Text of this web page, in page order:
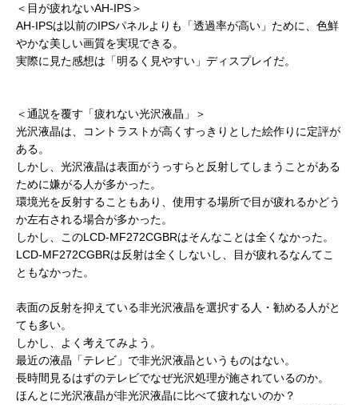
＜目が疲れないAH-IPS＞
AH-IPSは以前のIPSパネルよりも「透過率が高い」ために、色鮮
やかな美しい画質を実現できる。
実際に見た感想は「明るく見やすい」ディスプレイだ。
＜通説を覆す「疲れない光沢液晶」＞
光沢液晶は、コントラストが高くすっきりとした絵作りに定評が
ある。
しかし、光沢液晶は表面がうっすらと反射してしまうことがある
ために嫌がる人が多かった。
環境光を反射することもあり、使用する場所で目が疲れるかどう
か左右される場合が多かった。
しかし、このLCD-MF272CGBRはそんなことは全くなかった。
LCD-MF272CGBRは反射は全くしないし、目が疲れるなんてこ
ともなかった。
表面の反射を抑えている非光沢液晶を選択する人・勧める人がと
ても多い。
しかし、よく考えてみよう。
最近の液晶「テレビ」で非光沢液晶というものはない。
長時間見るはずのテレビでなぜ光沢処理が施されているのか。
ほんとに光沢液晶が非光沢液晶に比べて疲れないのか？